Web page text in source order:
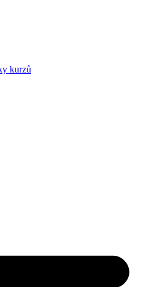
kurzů